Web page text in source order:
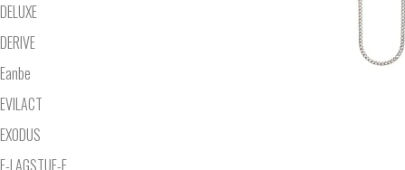
DELUXE
DERIVE
Eanbe
EVILACT
EXODUS